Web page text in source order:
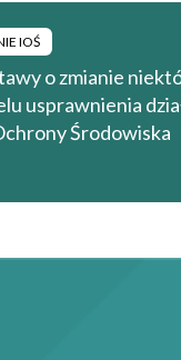
IOŚ
o zmianie
usprawnienia
Środowiska